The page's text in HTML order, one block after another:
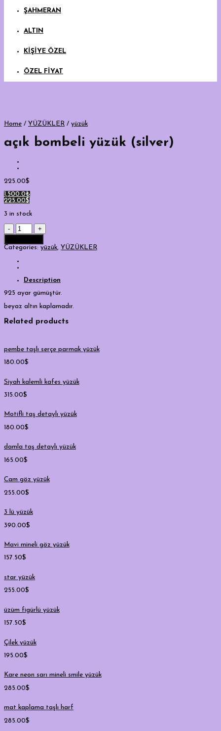
ŞAHMERAN
ALTIN
KİŞİYE ÖZEL
ÖZEL FİYAT
Home / YÜZÜKLER / yüzük
açık bombeli yüzük (silver)
225.00$
1,500.0₺
225.00$
3 in stock
açık
bombeli
(silver)
quantity
Categories: yüzük, YÜZÜKLER
Description
925 ayar gümüştür.
beyaz altın kaplamadır.
Related products
pembe taşlı serçe parmak yüzük
180.00$
Siyah kalemli kafes yüzük
315.00$
Motifli taş detaylı yüzük
180.00$
damla taş detaylı yüzük
165.00$
Cam göz yüzük
255.00$
3 lü yüzük
390.00$
Mavi mineli göz yüzük
157.50$
star yüzük
255.00$
üzüm figürlü yüzük
157.50$
Çilek yüzük
195.00$
Kare neon sarı mineli smile yüzük
285.00$
mat kaplama taşlı harf
285.00$